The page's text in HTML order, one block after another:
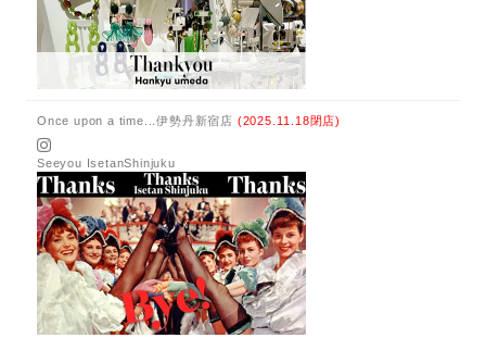
Once upon a time...伊勢丹新宿店 (2025.11.18閉店)
Seeyou IsetanShinjuku